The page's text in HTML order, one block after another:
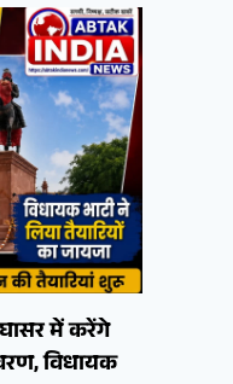
में करेंगे
विधायक